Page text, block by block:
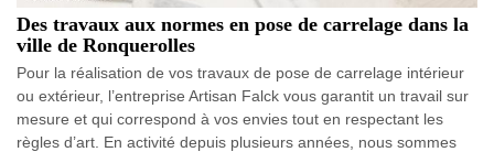
Des travaux aux normes en pose de carrelage dans la
ville de Ronquerolles
Pour la réalisation de vos travaux de pose de carrelage intérieur
ou extérieur, l’entreprise Artisan Falck vous garantit un travail sur
mesure et qui correspond à vos envies tout en respectant les
règles d’art. En activité depuis plusieurs années, nous sommes